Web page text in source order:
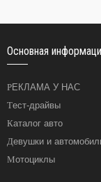
Основная
РЕКЛАМА У НАС
Тест-драйвы
Каталог авто
Девушки и
Мотоциклы